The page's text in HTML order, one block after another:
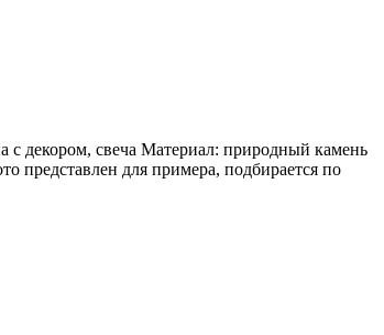
с декором, свеча Материал: природный камень
представлен для примера, подбирается по